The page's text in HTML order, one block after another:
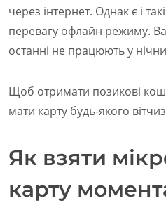
через інтернет. Однак є і
перевагу офлайн режиму.
останні не працюють у
Щоб отримати позикові
мати карту будь-якого
Як взяти
карту